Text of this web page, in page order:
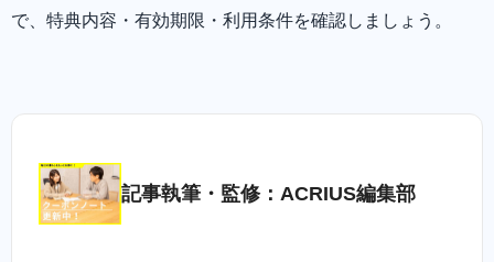
で、特典内容・有効期限・利用条件を確認しましょう。
記事執筆・監修：ACRIUS編集部